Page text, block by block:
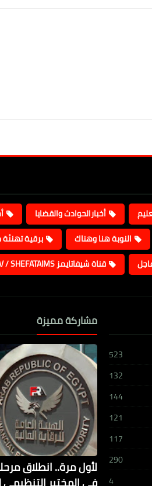
أخبارالحوادث والقضايا
النوبة هنا وهناك برقية
قناة شيفاتايمز TV / SHEFATAIMS
523
132
144
121
117
290
4
مشاركة مميزة
لأول مرة.. انطلاق